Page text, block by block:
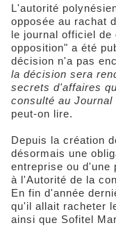
L'autorité
opposée au rachat
le journal officiel de
opposition" a été
décision n'a pas
la décision sera
secrets d'affaires
consulté au
peut-on lire.
Depuis la création
désormais une
entreprise ou d'une
à l'Autorité de la
En fin d'année
qu'il allait racheter
ainsi que Sofitel